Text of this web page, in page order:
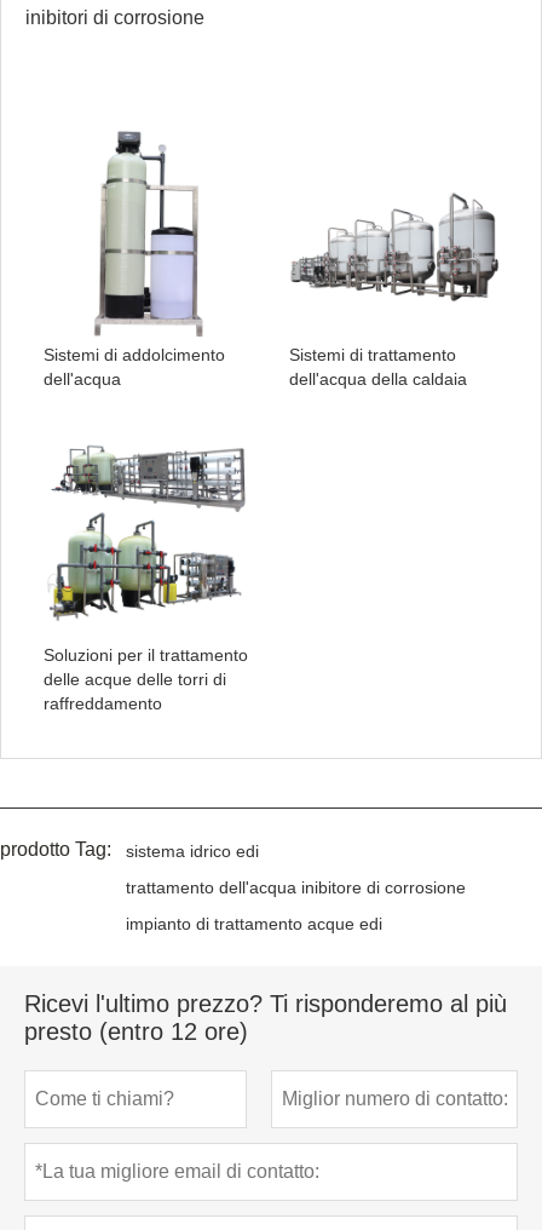
inibitori di corrosione
Sistemi di addolcimento
dell'acqua
Sistemi di trattamento
dell'acqua della caldaia
Soluzioni per il trattamento
delle acque delle torri di
raffreddamento
prodotto Tag:
sistema idrico edi
trattamento dell'acqua inibitore di corrosione
impianto di trattamento acque edi
Ricevi l'ultimo prezzo? Ti risponderemo al più
presto (entro 12 ore)